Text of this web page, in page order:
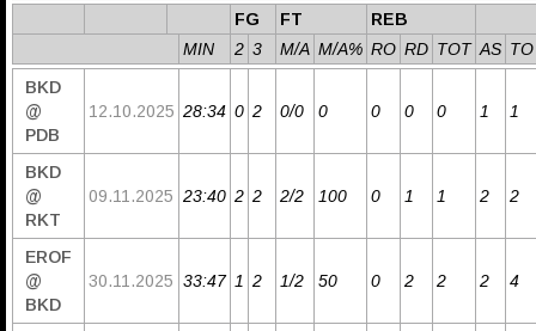
FG
FT
REB
MIN
2 3 M/A M/A% RO RD TOT AS TO
BKD
@
PDB
12.10.2025 28:34 0 2 0/0 0 0 0 0 1 1
BKD
@
RKT
09.11.2025 23:40 2 2 2/2 100 0 1 1 2 2
EROF
@
BKD
30.11.2025 33:47 1 2 1/2 50 0 2 2 2 4